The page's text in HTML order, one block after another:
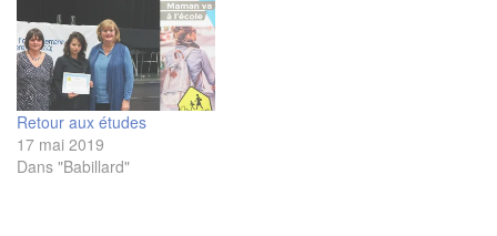
des autres services publics
du Québec (AREQ-CSQ) a
travaillé ardemment à
mettre de l’avant les
besoins des…
Retour aux études
17 mai 2019
Dans "Babillard"